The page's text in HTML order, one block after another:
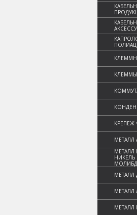
КЛЕММЫ
КРЕПЕЖ
МЕТАЛЛ
НИКЕЛЬ
МЕТАЛЛ
МЕТАЛЛ
МЕТАЛЛ